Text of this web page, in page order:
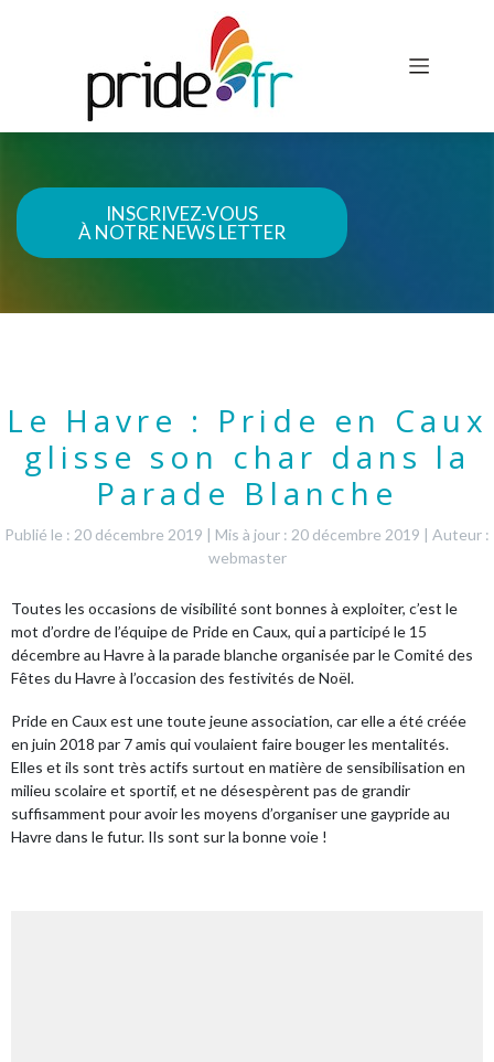
INSCRIVEZ-VOUS
À NOTRE NEWS LETTER
Le Havre : Pride en Caux
glisse son char dans la
Parade Blanche
Publié le : 20 décembre 2019 | Mis à jour : 20 décembre 2019 | Auteur :
webmaster
Toutes les occasions de visibilité sont bonnes à exploiter, c’est le
mot d’ordre de l’équipe de Pride en Caux, qui a participé le 15
décembre au Havre à la parade blanche organisée par le Comité des
Fêtes du Havre à l’occasion des festivités de Noël.
Pride en Caux est une toute jeune association, car elle a été créée
en juin 2018 par 7 amis qui voulaient faire bouger les mentalités.
Elles et ils sont très actifs surtout en matière de sensibilisation en
milieu scolaire et sportif, et ne désespèrent pas de grandir
suffisamment pour avoir les moyens d’organiser une gaypride au
Havre dans le futur. Ils sont sur la bonne voie !